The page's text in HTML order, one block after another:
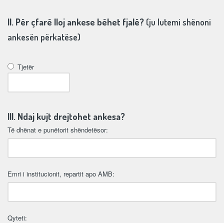
II. Për çfarë lloj ankese bëhet fjalë? (ju lutemi shënoni
ankesën përkatëse)
Tjetër
III. Ndaj kujt drejtohet ankesa?
Të dhënat e punëtorit shëndetësor:
Emri i institucionit, repartit apo AMB:
Qyteti: